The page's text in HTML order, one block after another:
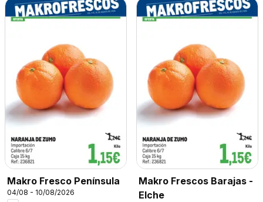
Makro Fresco Península
04/08 - 10/08/2026
Makro Frescos Barajas -
Elche